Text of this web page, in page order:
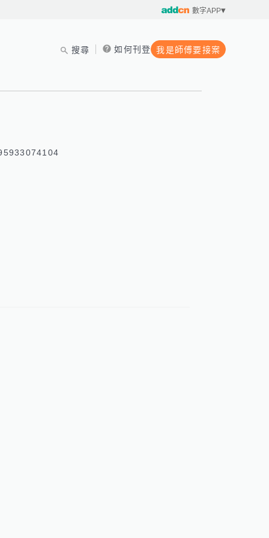
數字APP
搜尋 如何刊登 我是師傅要接案